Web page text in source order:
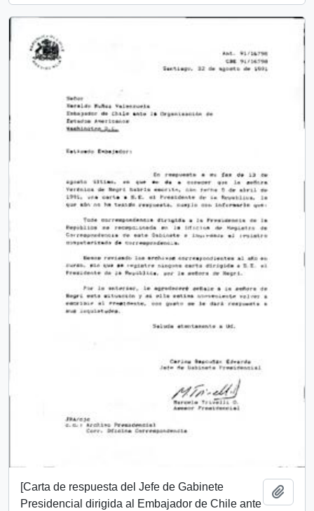
[Carta de respuesta del Jefe de Gabinete
Presidencial dirigida al Embajador de Chile ante